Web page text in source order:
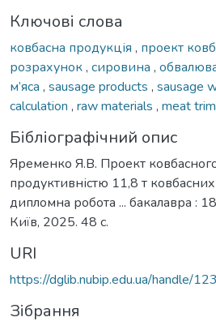
Ключові слова
ковбасна продукція , проект
розрахунок, сировина ,
м’яса , sausage products , sausage
calculation , raw materials , meat
Бібліографічний опис
Яременко Я.В. Проект
продуктивністю 11,8 т
дипломна робота ... бакалавра :
Київ, 2025. 48 с.
URI
https://dglib.nubip.edu.ua/handle/
Зібрання